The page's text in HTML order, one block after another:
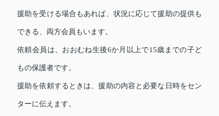
援助を受ける場合もあれば、状況に応じて援助の提供も
できる、両方会員もいます。
依頼会員は、おおむね生後6か月以上で15歳までの子ど
もの保護者です。
援助を依頼するときは、援助の内容と必要な日時をセン
ターに伝えます。